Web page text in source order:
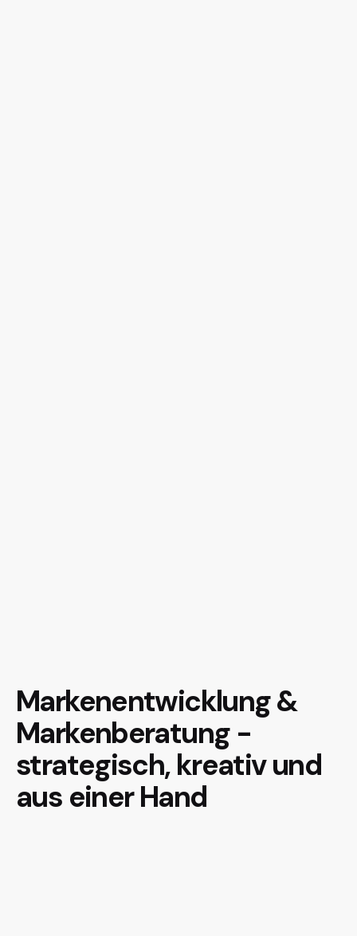
Marken­entwicklung &
Markenberatung -
strategisch, kreativ und
aus einer Hand